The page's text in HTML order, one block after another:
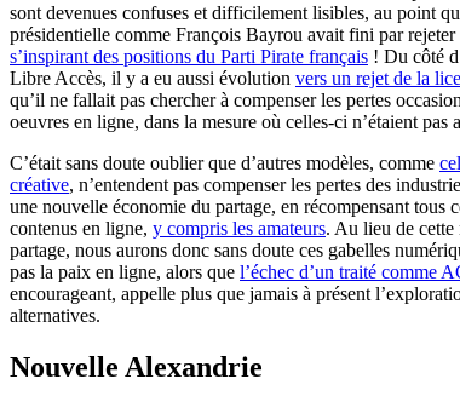
sont devenues confuses et difficilement lisibles, au point
présidentielle comme François Bayrou avait fini par
s’inspirant des positions du Parti Pirate français ! Du côté
Libre Accès, il y a eu aussi évolution vers un rejet de la
qu’il ne fallait pas chercher à compenser les pertes
oeuvres en ligne, dans la mesure où celles-ci n’étaient pas
C’était sans doute oublier que d’autres modèles, comme
créative, n’entendent pas compenser les pertes des
une nouvelle économie du partage, en récompensant tous
contenus en ligne, y compris les amateurs. Au lieu de
partage, nous aurons donc sans doute ces gabelles
pas la paix en ligne, alors que l’échec d’un traité comme
encourageant, appelle plus que jamais à présent
alternatives.
Nouvelle Alexandrie